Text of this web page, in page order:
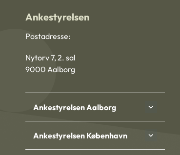
Ankestyrelsen
Postadresse:
Nytorv 7, 2. sal
9000 Aalborg
Ankestyrelsen Aalborg
Ankestyrelsen København